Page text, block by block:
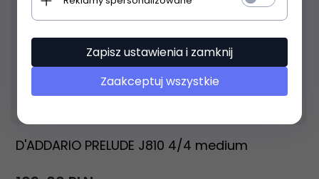
Produkt dostępny! 24 godziny
D'ADDARIO PRELUDE J810 4/4 medium
Zapisz ustawienia i zamknij
Zaakceptuj wszystkie